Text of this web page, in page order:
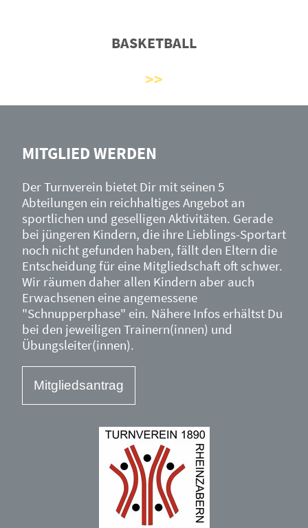
BASKETBALL
MITGLIED WERDEN
Der Turnverein bietet Dir mit seinen 5
Abteilungen ein reichhaltiges Angebot an
sportlichen und geselligen Aktivitäten. Gerade
bei jüngeren Kindern, die ihre Lieblings-Sportart
noch nicht gefunden haben, fällt den Eltern die
Entscheidung für eine Mitgliedschaft oft schwer.
Wir räumen daher allen Kindern aber auch
Erwachsenen eine angemessene
"Schnupperphase" ein. Nähere Infos erhältst Du
bei den jeweiligen Trainern(innen) und
Übungsleiter(innen).
Mitgliedsantrag